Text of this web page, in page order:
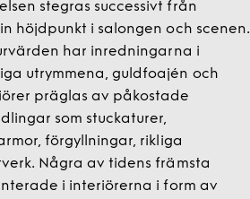
stegras successivt från
höjdpunkt i salongen och scenen.
har inredningarna i
utrymmena, guldfoajén och
präglas av påkostade
som stuckaturer,
förgyllningar, rikliga
Några av tidens främsta
i interiörerna i form av